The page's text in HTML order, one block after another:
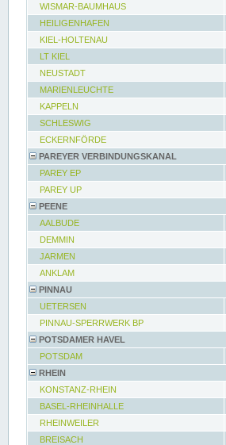
WISMAR-BAUMHAUS
HEILIGENHAFEN
KIEL-HOLTENAU
LT KIEL
NEUSTADT
MARIENLEUCHTE
KAPPELN
SCHLESWIG
ECKERNFÖRDE
PAREYER VERBINDUNGSKANAL
PAREY EP
PAREY UP
PEENE
AALBUDE
DEMMIN
JARMEN
ANKLAM
PINNAU
UETERSEN
PINNAU-SPERRWERK BP
POTSDAMER HAVEL
POTSDAM
RHEIN
KONSTANZ-RHEIN
BASEL-RHEINHALLE
RHEINWEILER
BREISACH